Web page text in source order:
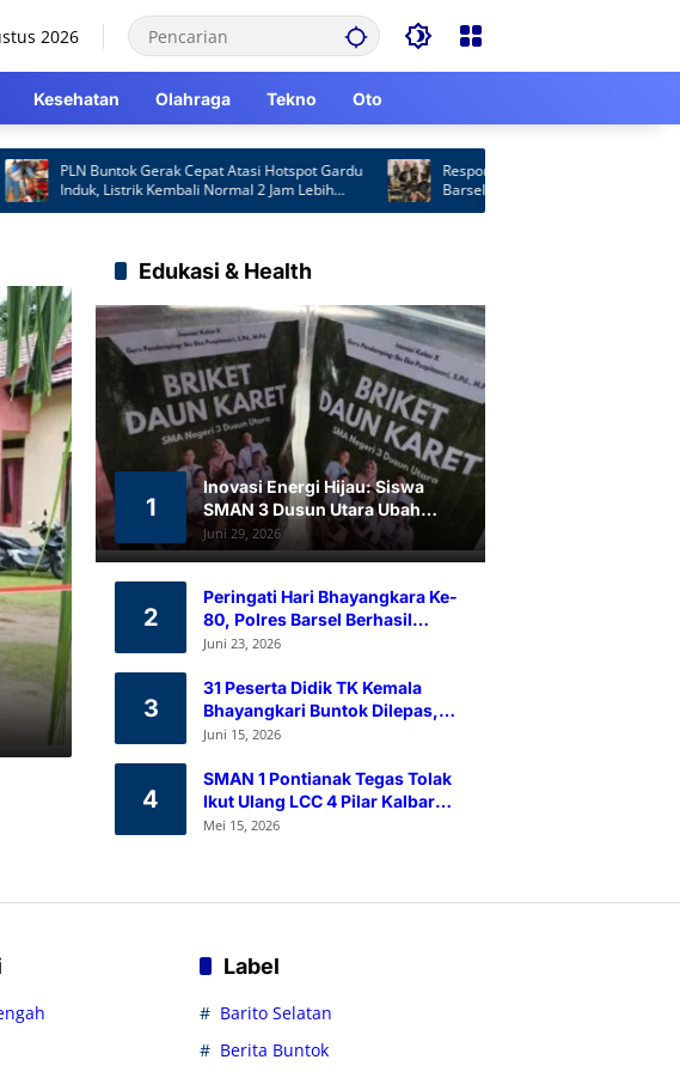
2026
Kesehatan Olahraga Tekno Oto
PLN Buntok Gerak Cepat Atasi Hotspot Gardu
Induk, Listrik Kembali Normal 2 Jam Lebih
Cepat
Respons Laporan Masyarakat, Satpol PP
Barsel Patroli Malam Cegah Balap Liar
Knalpot Brong
Edukasi & Health
1
Inovasi Energi Hijau: Siswa
SMAN 3 Dusun Utara Ubah
Limbah Daun Karet Jadi Briket
Ramah Lingkungan
Juni 29, 2026
2
Peringati Hari Bhayangkara Ke-
80, Polres Barsel Berhasil
Himpun 80 Kantong Darah
Juni 23, 2026
3
31 Peserta Didik TK Kemala
Bhayangkari Buntok Dilepas,
Kapolres Barsel Tekankan
Juni 15, 2026
4
SMAN 1 Pontianak Tegas Tolak
Ikut Ulang LCC 4 Pilar Kalbar
2026
Mei 15, 2026
Label
Barito Selatan
Berita Buntok